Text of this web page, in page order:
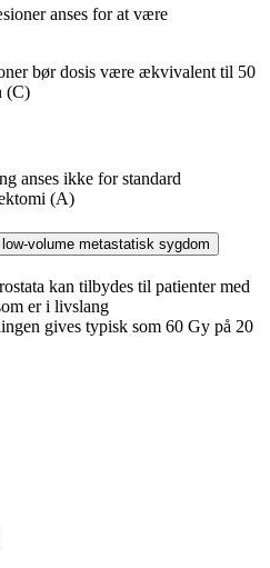
anses for at være
bør dosis være ækvivalent til 50
(C)
anses ikke for standard
(A)
volume metastatisk sygdom
kan tilbydes til patienter med
er i livslang
gives typisk som 60 Gy på 20